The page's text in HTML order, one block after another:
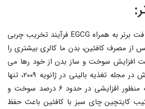
کافئین موجود در قرص فت برنر به همراه EGCG فرآیند تخریب چربی
از مصرف کافئین، بدن ما کالری بیشتری را
افزایش سوخت و ساز بدن از خود رها می
کند. بر اساس یک گزارش در مجله تغذیه بالینی در ژانویه ۲۰۰۹، تنها
۵۰ میلی گرم کافئین به منظور افزایشی در حدود ۶ درصد سوخت و
کایتچین چای سبز با کافئین باعث حفظ